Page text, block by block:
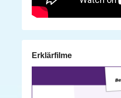
Erklärfilme